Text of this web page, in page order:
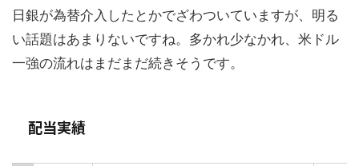
日銀が為替介入したとかでざわついていますが、明る
い話題はあまりないですね。多かれ少なかれ、米ドル
一強の流れはまだまだ続きそうです。
配当実績